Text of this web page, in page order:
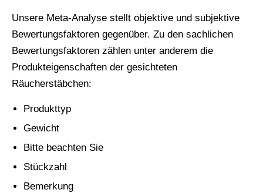
Unsere Meta-Analyse stellt objektive und subjektive
Bewertungsfaktoren gegenüber. Zu den sachlichen
Bewertungsfaktoren zählen unter anderem die
Produkteigenschaften der gesichteten
Räucherstäbchen:
Produkttyp
Gewicht
Bitte beachten Sie
Stückzahl
Bemerkung